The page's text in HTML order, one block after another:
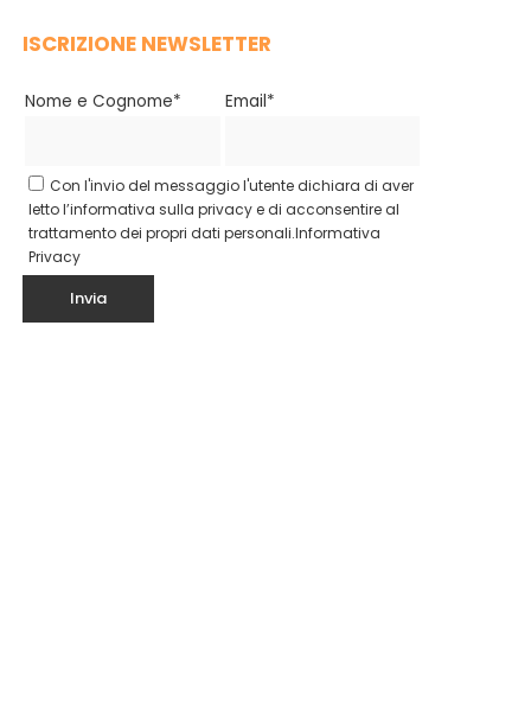
ISCRIZIONE NEWSLETTER
Nome e Cognome* Email*
Con l'invio del messaggio l'utente dichiara di aver
letto l’informativa sulla privacy e di acconsentire al
trattamento dei propri dati personali.Informativa
Privacy